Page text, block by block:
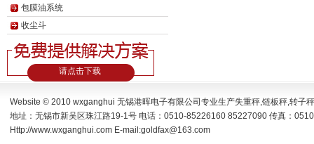
包膜油系统
收尘斗
请点击下载
Website © 2010 wxganghui 无锡港晖电子有限公司专业生产失重秤,链板秤,转子秤
地址：无锡市新吴区珠江路19-1号 电话：0510-85226160 85227090 传真：
Http://www.wxganghui.com E-mail:goldfax@163.com